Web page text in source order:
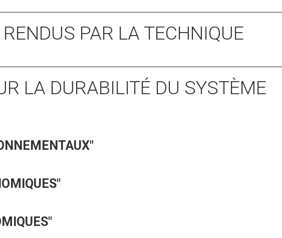
PAR LA TECHNIQUE
LA DURABILITÉ DU SYSTÈME